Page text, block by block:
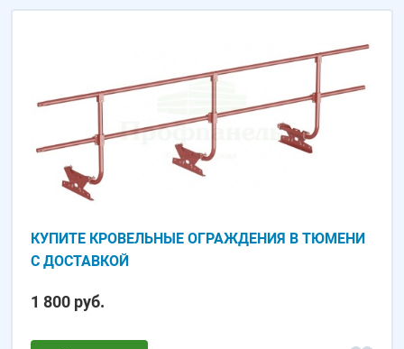
КУПИТЕ КРОВЕЛЬНЫЕ ОГРАЖДЕНИЯ В ТЮМЕНИ
С ДОСТАВКОЙ
1 800 руб.